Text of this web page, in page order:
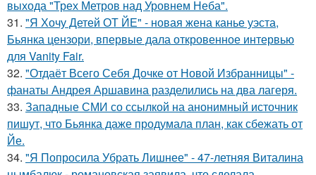
выхода "Трех Метров над Уровнем Неба".
31. "Я Хочу Детей ОТ ЙЕ" - новая жена канье уэста,
Бьянка цензори, впервые дала откровенное интервью
для Vanity Fair.
32. "Отдаёт Всего Себя Дочке от Новой Избранницы" -
фанаты Андрея Аршавина разделились на два лагеря.
33. Западные СМИ со ссылкой на анонимный источник
пишут, что Бьянка даже продумала план, как сбежать от
Йе.
34. "Я Попросила Убрать Лишнее" - 47-летняя Виталина